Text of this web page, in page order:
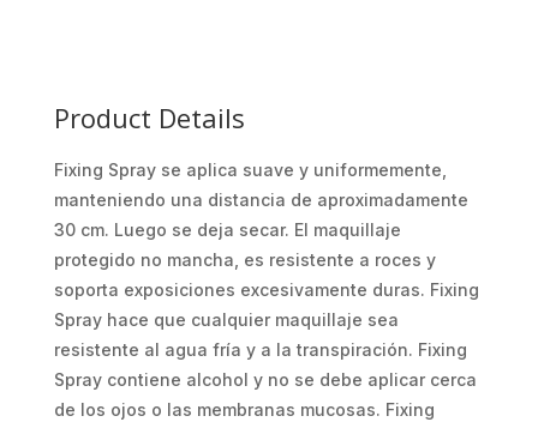
Product Details
Fixing Spray se aplica suave y uniformemente,
manteniendo una distancia de aproximadamente
30 cm. Luego se deja secar. El maquillaje
protegido no mancha, es resistente a roces y
soporta exposiciones excesivamente duras. Fixing
Spray hace que cualquier maquillaje sea
resistente al agua fría y a la transpiración. Fixing
Spray contiene alcohol y no se debe aplicar cerca
de los ojos o las membranas mucosas. Fixing